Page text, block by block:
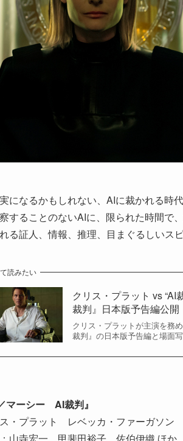
になるかもしれない、AIに裁かれる時代
することのないAIに、限られた時間で
る証人、情報、推理、目まぐるしいス
読みたい
クリス・プラット vs
裁判』日本版予告編公開
クリス・プラットが主演を務
裁判』の日本版予告編と場面
マーシー AI裁判』
・プラット レベッカ・ファーガソン
山寺宏一、甲斐田裕子、佐伯伊織 ほか